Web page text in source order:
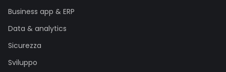
Business app & ERP
Data & analytics
Sicurezza
Sviluppo